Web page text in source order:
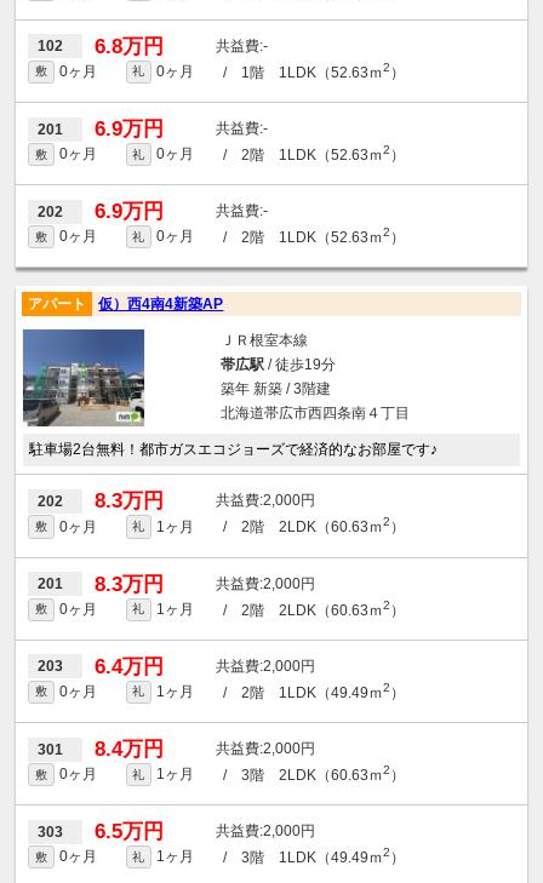
102 6.8万円 -
敷 0ヶ月 礼 0ヶ月 / 1階 1LDK（52.63ｍ2 ）
201 6.9万円 -
敷 0ヶ月 礼 0ヶ月 / 2階 1LDK（52.63ｍ2 ）
202 6.9万円 -
敷 0ヶ月 礼 0ヶ月 / 2階 1LDK（52.63ｍ2 ）
アパート 仮）西4南4新築AP
ＪＲ根室本線
帯広駅/ 徒歩19分
築年 新築 / 3階建
北海道帯広市西四条南４丁目
駐車場2台無料！都市ガスエコジョーズで経済的なお部屋です♪
202 8.3万円 2,000円
敷 0ヶ月 礼 1ヶ月 / 2階 2LDK（60.63ｍ2 ）
201 8.3万円 2,000円
敷 0ヶ月 礼 1ヶ月 / 2階 2LDK（60.63ｍ2 ）
203 6.4万円 2,000円
敷 0ヶ月 礼 1ヶ月 / 2階 1LDK（49.49ｍ2 ）
301 8.4万円 2,000円
敷 0ヶ月 礼 1ヶ月 / 3階 2LDK（60.63ｍ2 ）
303 6.5万円 2,000円
敷 0ヶ月 礼 1ヶ月 / 3階 1LDK（49.49ｍ2 ）